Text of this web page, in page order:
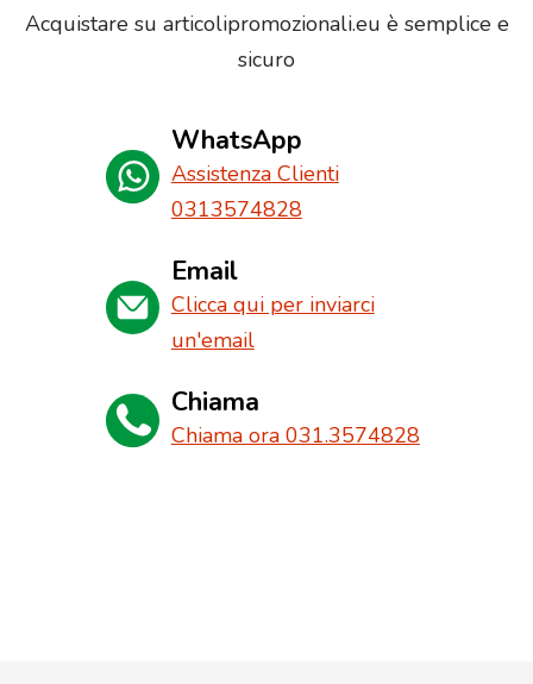
Acquistare su articolipromozionali.eu è semplice e
sicuro
WhatsApp
Assistenza Clienti
0313574828
Email
Clicca qui per inviarci
un'email
Chiama
Chiama ora 031.3574828